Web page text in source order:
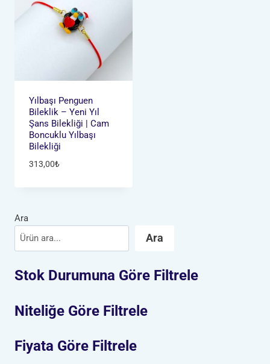
Yılbaşı Penguen
Bileklik – Yeni Yıl
Şans Bilekliği | Cam
Boncuklu Yılbaşı
Bilekliği
313,00₺
Ara
Ara
Stok Durumuna Göre Filtrele
Niteliğe Göre Filtrele
Fiyata Göre Filtrele